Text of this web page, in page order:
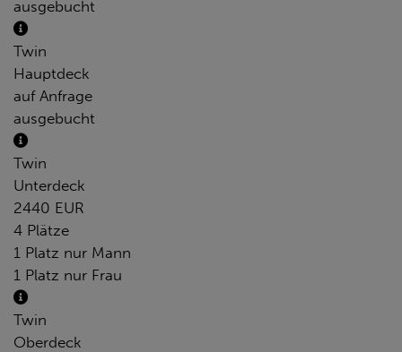
ausgebucht
Twin
Hauptdeck
auf Anfrage
ausgebucht
Twin
Unterdeck
2440 EUR
4 Plätze
1 Platz nur Mann
1 Platz nur Frau
Twin
Oberdeck